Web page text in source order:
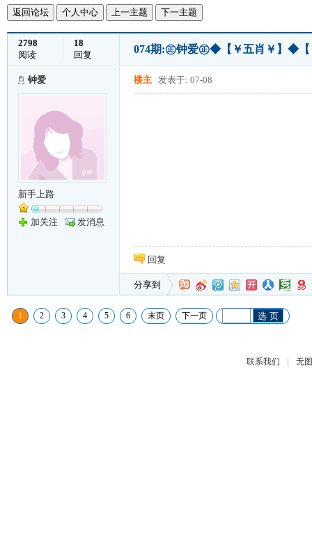
返回论坛 个人中心 上一主题 下一主题
2798
阅读
18
回复
074期:㊣钟爱㊣◆【￥五肖￥】◆
钟爱
新手上路
加关注 发消息
楼主 发表于: 07-08
回复
分享到
1 2 3 4 5 6 末页 下一页 选 页
联系我们 | 无